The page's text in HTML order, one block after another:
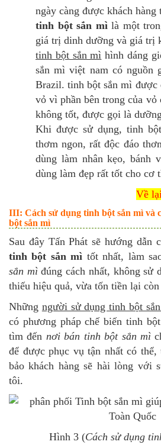
ngày càng được khách hàng
tinh bột sắn mìlà một
giá trị dinh dưỡng và giá trị
tinh bột sắn mì hình dáng
sắn mì việt nam có nguồn
Brazil. tinh bột sắn mì được
vỏ vì phần bên trong của
không tốt, được gọi là
Khi được sử dụng, tinh
thơm ngon, rất độc đáo
dùng làm nhân kẹo, bánh
dùng làm đẹp rất tốt cho cơ
Về
III: Cách sử dụng tinh bột sắn mì và
bột sắn mì
Sau đây Tấn Phát sẽ hướng dẫn
tinh bột sắn mì tốt nhất, làm
sắn mìđúng cách nhất, không sử
thiếu hiệu quả, vừa tốn tiền lại
Những người sử dụng tinh bột
có phương pháp chế biến tinh
tìm đến nơi bán tinh bột sắn mì
để được phục vụ tận nhất có
bảo khách hàng sẽ hài lòng với
tôi.
Hình 3 (Cách sử dụng